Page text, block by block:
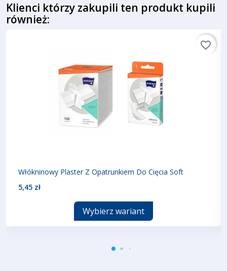
Klienci którzy zakupili ten produkt kupili
również:
Włókninowy Plaster Z Opatrunkiem Do Cięcia Soft
5,45 zł
Wybierz wariant
favorite_border